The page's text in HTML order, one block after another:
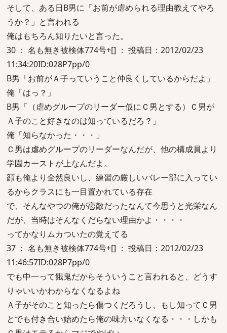
そして、ある日B男に「お前が虐められる理由教えてやろ
うか？」と言われる
俺はもちろん知りたいと言った。
30 ： 名も無き被検体774号+[] ： 投稿日：2012/02/23
11:34:20ID:028P7pp/0
B男「お前がＡ子っていうこと仲良くしているからだよ」
俺「はっ？」
B男「（虐めグループのリーダー仮にＣ男とする）Ｃ男が
Ａ子のこと好きなのは知っているだろ？」
俺「知らなかった・・・」
Ｃ男は虐めグループのリーダーなんだが、他の構成員より
学園カーストが上なんだよ。
顔も俺より全然良いし、練習の厳しいバレー部に入ってい
るからクラスにも一目置かれている存在
で、そんなやつの俺が恋敵だったなんて今思うと光栄なん
だが、当時はそんなくだらない理由かよ・・・・
ってかなりムカついたの覚えてる
37 ： 名も無き被検体774号+[] ： 投稿日：2012/02/23
11:46:57ID:028P7pp/0
でも中一って餓鬼だからそういうこと言われると、どうす
りゃいいかわからなくなるよね
Ａ子がそのこと知ったら傷つくだろうし、もし知ってＣ男
とでも付き合い始めたら俺の味方いなくなる・・・しかも